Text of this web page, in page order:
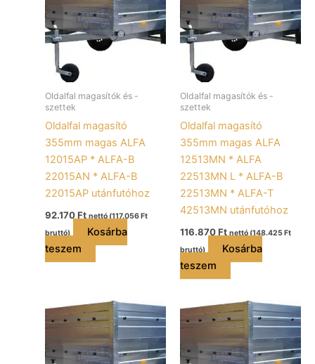
Oldalfal magasítók és -
szettek
Oldalfal magasító
355mm magas ALFA
12015AP * ALFA-B
22015AN * ALFA-B
22015AP utánfutóhoz
92.170Ft nettó (117.056 Ft
bruttó)
Kosárba
teszem
Oldalfal magasítók és -
szettek
Oldalfal magasító
355mm magas ALFA
12513MN * ALFA
22513MN L * ALFA-B
22513MN * ALFA-T
42513MN utánfutóhoz
116.870Ft nettó (148.425 Ft
bruttó)
Kosárba
teszem